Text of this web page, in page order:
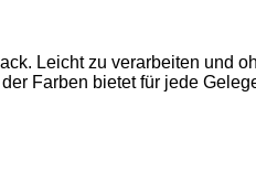
Leicht zu verarbeiten und
Farben bietet für jede